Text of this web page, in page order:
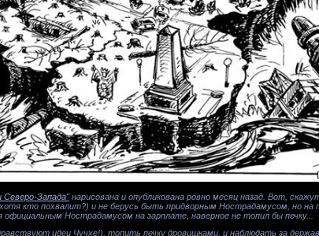
Северо-Запада"нарисована и опубликована ровно месяц назад. Вот,
кто похвалит?) и не берусь быть придворным Нострадамусом, но
Нострадамусом на зарплате, наверное не топил бы печку...
идеи Чучхе!), топить печку дровишками, и наблюдать за